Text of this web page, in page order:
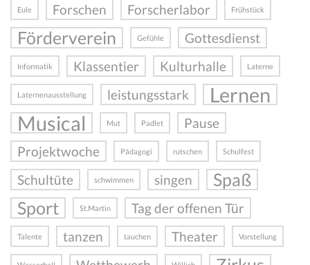
Eule Forschen Forscherlabor Frühstück
Förderverein Gefühle Gottesdienst
Informatik Klassentier Kulturhalle Laterne
Laternenausstellung leistungsstark
Lernen
Musical
Mut Padlet
Pause
Projektwoche
Pädagogi rutschen Schulfest
Schultüte schwimmen singen
Spaß
Sport
St.Martin Tag der offenen Tür
Talente tanzen tauchen Theater Vorstellung